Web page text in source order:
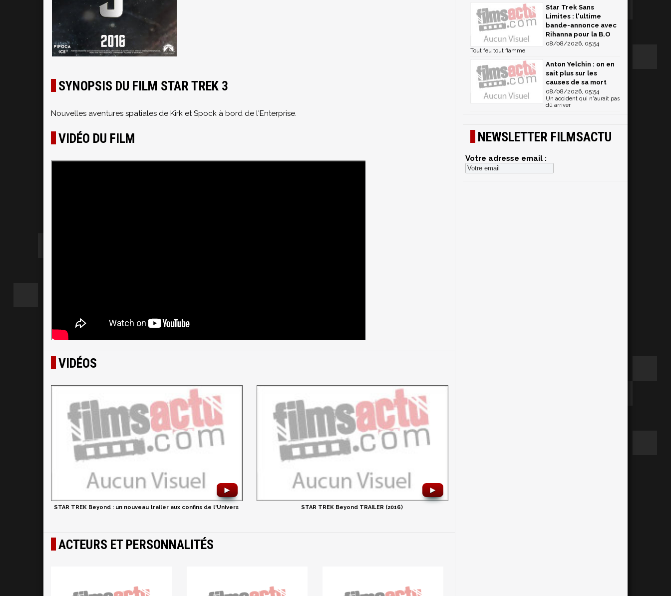
SYNOPSIS DU FILM STAR TREK 3
Nouvelles aventures spatiales de Kirk et Spock à bord de l'Enterprise.
VIDÉO DU FILM
VIDÉOS
►
STAR TREK Beyond : un nouveau trailer aux confins de l'Univers
►
STAR TREK Beyond TRAILER (2016)
ACTEURS ET PERSONNALITÉS
Star Trek Sans
Limites : l'ultime
bande-annonce avec
Rihanna pour la B.O
08/08/2026, 05:54
Tout feu tout flamme
Anton Yelchin : on en
sait plus sur les
causes de sa mort
08/08/2026, 05:54
Un accident qui n'aurait pas
dû arriver
NEWSLETTER FILMSACTU
Votre adresse email :